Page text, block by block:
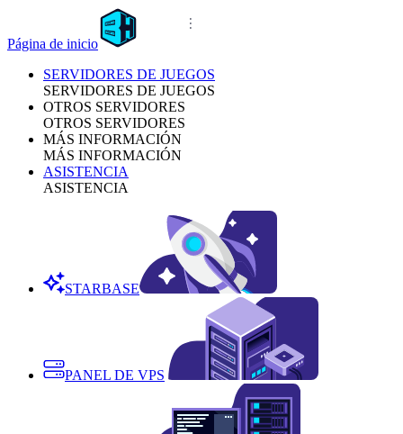
Página de inicio
SERVIDORES DE JUEGOS
SERVIDORES DE JUEGOS
OTROS SERVIDORES
OTROS SERVIDORES
MÁS INFORMACIÓN
MÁS INFORMACIÓN
ASISTENCIA
ASISTENCIA
STARBASE
PANEL DE VPS